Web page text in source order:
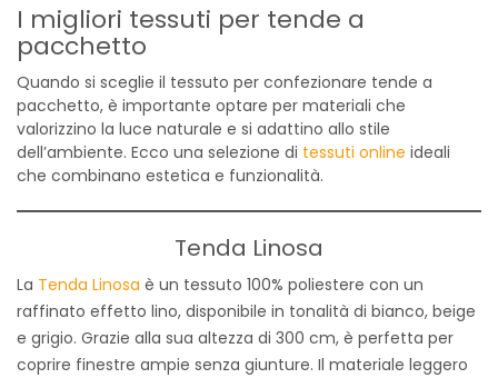
I migliori tessuti per tende a
pacchetto
Quando si sceglie il tessuto per confezionare tende a
pacchetto, è importante optare per materiali che
valorizzino la luce naturale e si adattino allo stile
dell’ambiente. Ecco una selezione di tessuti online ideali
che combinano estetica e funzionalità.
Tenda Linosa
La Tenda Linosa è un tessuto 100% poliestere con un
raffinato effetto lino, disponibile in tonalità di bianco, beige
e grigio. Grazie alla sua altezza di 300 cm, è perfetta per
coprire finestre ampie senza giunture. Il materiale leggero